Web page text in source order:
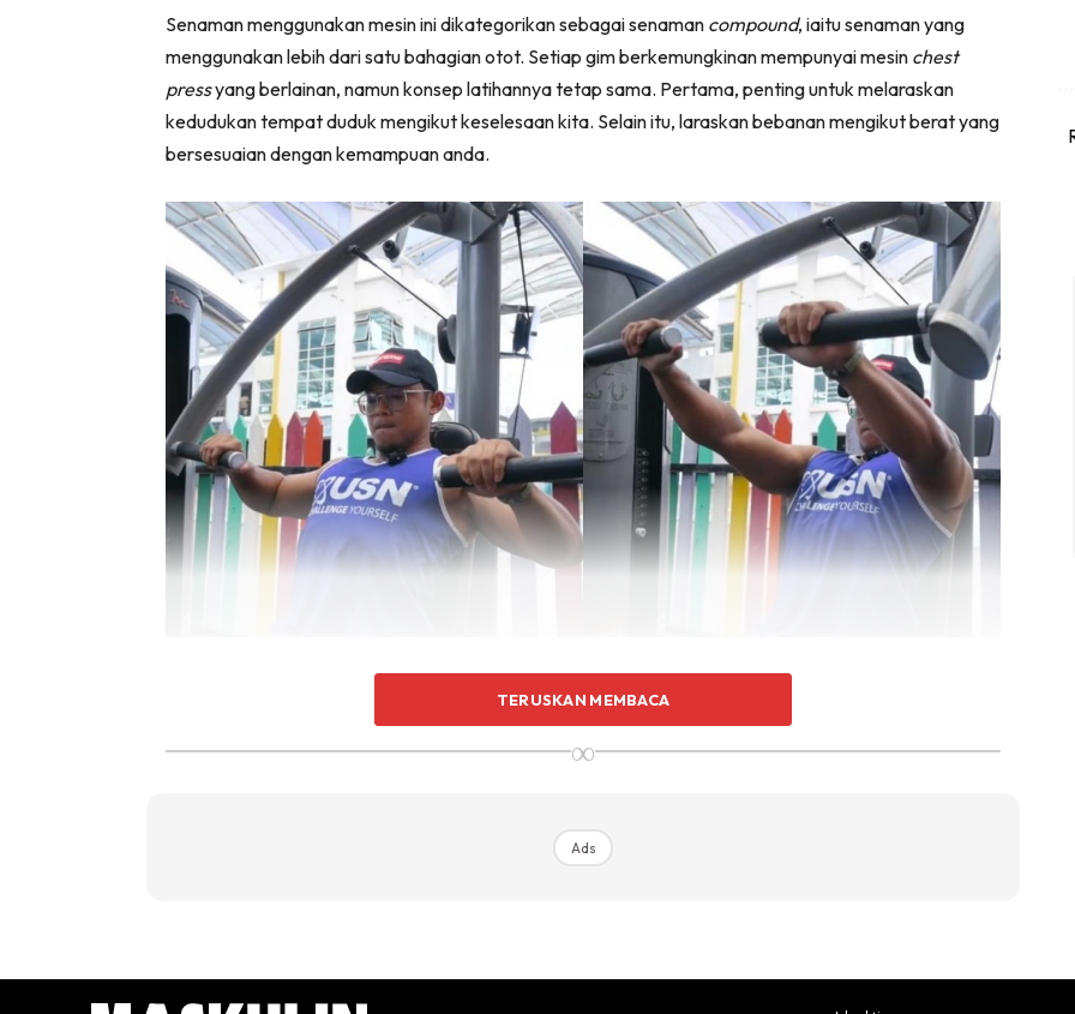
Senaman menggunakan mesin ini dikategorikan sebagai senaman compound, iaitu senaman yang
menggunakan lebih dari satu bahagian otot. Setiap gim berkemungkinan mempunyai mesin chest
pressyang berlainan, namun konsep latihannya tetap sama. Pertama, penting untuk melaraskan
kedudukan tempat duduk mengikut keselesaan kita. Selain itu, laraskan bebanan mengikut berat yang
bersesuaian dengan kemampuan anda.
sehingga seakan-akan mengepit tulang belakang anda.
menolak, tumpukan tekanan pada bahagian otot dada kerana senaman ini juga berpotensi untuk
Senaman ini dicadangkan untuk dilakukan sebanyak 15 kali untuk tiga hingga empat set, bergantung
kemampuan anda.
TERUSKAN MEMBACA
∞
Ads